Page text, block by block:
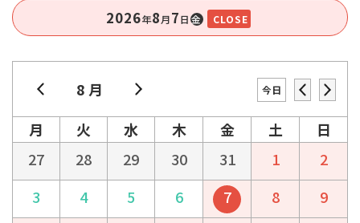
2026年8⽉7⽇ 金 CLOSE
8 月 今日
月 火 水 木 金 土
日
27
28 29 30 31 1
2
3
4 5 6 7 8
9